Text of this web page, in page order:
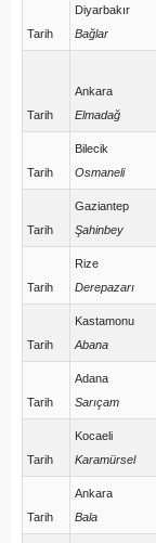
Tarih
Diyarbakır
Bağlar
Tarih
Ankara
Elmadağ
Tarih
Bilecik
Osmaneli
Tarih
Gaziantep
Şahinbey
Tarih
Rize
Derepazarı
Tarih
Kastamonu
Abana
Tarih
Adana
Sarıçam
Tarih
Kocaeli
Karamürsel
Tarih
Ankara
Bala